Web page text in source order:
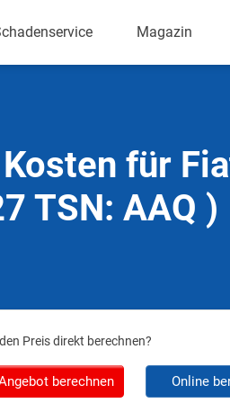
Magazin
für
TSN: AAQ )
Preis direkt berechnen?
berechnen Online